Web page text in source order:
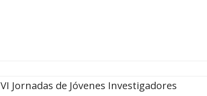
VI Jornadas de Jóvenes Investigadores